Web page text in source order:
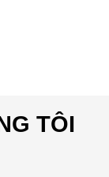
TÔI